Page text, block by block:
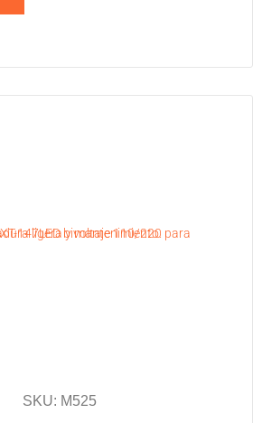
SKU: M525